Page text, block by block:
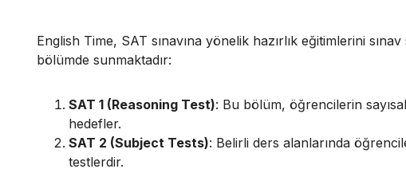
English Time, SAT sınavına yönelik hazırlık eğitimlerini
bölümde sunmaktadır:
SAT 1 (Reasoning Test): Bu bölüm, öğrencilerin
hedefler.
SAT 2 (Subject Tests): Belirli ders alanlarında
testlerdir.